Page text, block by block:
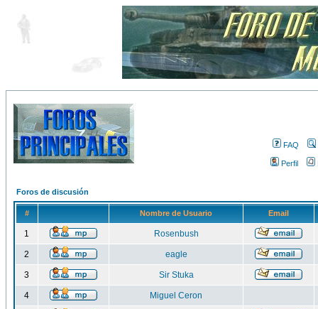
FAQ
Perfil
Foros de discusión
# Nombre de Usuario Email
1 Rosenbush
2 eagle
3 Sir Stuka
4 Miguel Ceron